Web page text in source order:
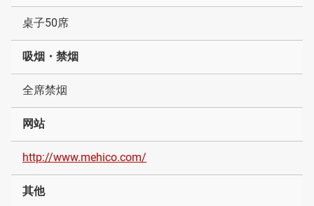
桌子50席
吸烟・禁烟
全席禁烟
网站
http://www.mehico.com/
其他